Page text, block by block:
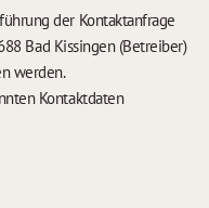
der Kontaktanfrage
Bad Kissingen (Betreiber)
werden.
Kontaktdaten